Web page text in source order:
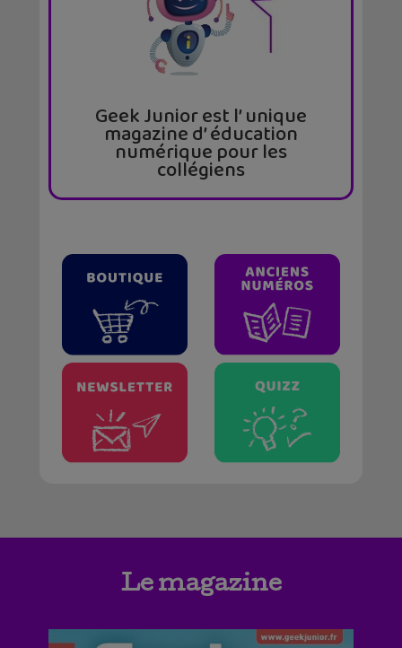
Geek Junior est l’ unique
magazine d’ éducation
numérique pour les
collégiens
Le magazine